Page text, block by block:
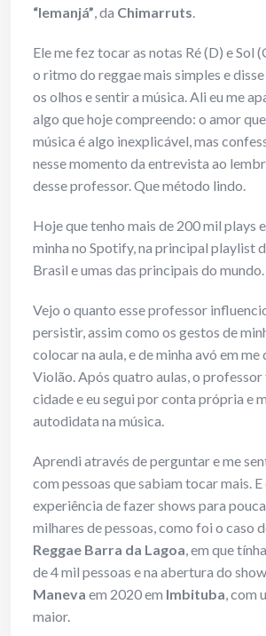
“Iemanjá”, da Chimarruts.
Ele me fez tocar as notas Ré (D) e Sol
o ritmo do reggae mais simples e
os olhos e sentir a música. Ali eu me
algo que hoje compreendo: o amor
música é algo inexplicável, mas
nesse momento da entrevista ao
desse professor. Que método lindo.
Hoje que tenho mais de 200 mil plays
minha no Spotify, na principal playlist
Brasil e umas das principais do mundo.
Vejo o quanto esse professor
persistir, assim como os gestos de
colocar na aula, e de minha avó em me
Violão. Após quatro aulas, o
cidade e eu segui por conta própria e
autodidata na música.
Aprendi através de perguntar e me
com pessoas que sabiam tocar mais. E
experiência de fazer shows para
milhares de pessoas, como foi o caso
Reggae Barra da Lagoa, em que
de 4 mil pessoas e na abertura do
Maneva em 2020 em Imbituba, com
maior.